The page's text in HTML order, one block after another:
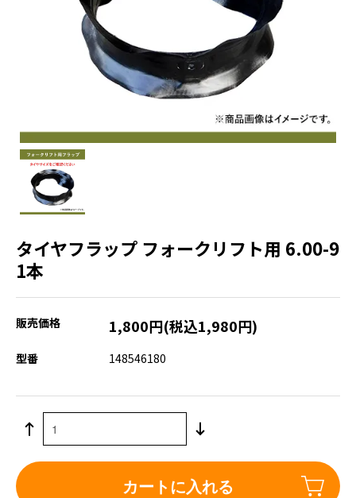
タイヤフラップ フォークリフト用 6.00-9
1本
販売価格 1,800円(税込1,980円)
型番 148546180
カートに入れる